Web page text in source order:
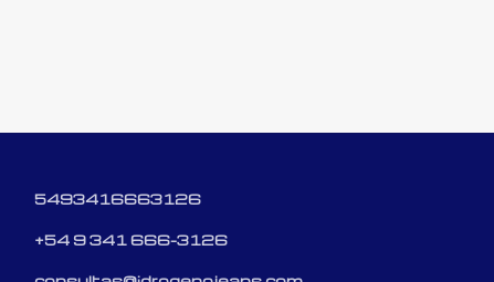
5493416663126
+54 9 341 666-3126